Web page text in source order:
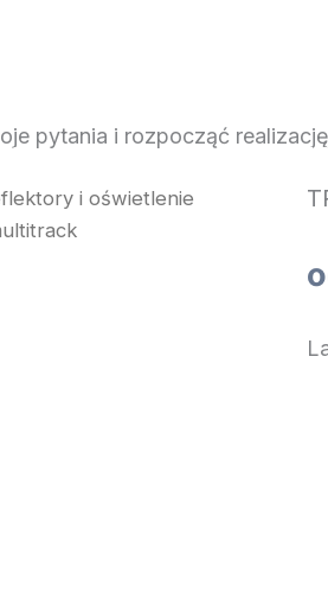
pytania i rozpocząć
i oświetlenie